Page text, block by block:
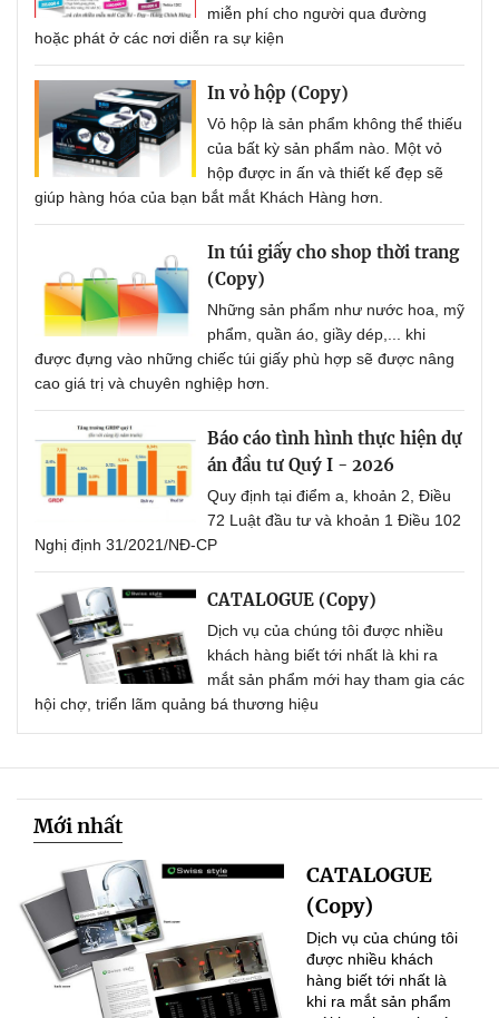
miễn phí cho người qua đường
hoặc phát ở các nơi diễn ra sự kiện
In vỏ hộp (Copy)
Vỏ hộp là sản phẩm không thể thiếu
của bất kỳ sản phẩm nào. Một vỏ
hộp được in ấn và thiết kế đẹp sẽ
giúp hàng hóa của bạn bắt mắt Khách Hàng hơn.
In túi giấy cho shop thời trang
(Copy)
Những sản phẩm như nước hoa, mỹ
phẩm, quần áo, giầy dép,... khi
được đựng vào những chiếc túi giấy phù hợp sẽ được nâng
cao giá trị và chuyên nghiệp hơn.
Báo cáo tình hình thực hiện dự
án đầu tư Quý I - 2026
Quy định tại điểm a, khoản 2, Điều
72 Luật đầu tư và khoản 1 Điều 102
Nghị định 31/2021/NĐ-CP
CATALOGUE (Copy)
Dịch vụ của chúng tôi được nhiều
khách hàng biết tới nhất là khi ra
mắt sản phẩm mới hay tham gia các
hội chợ, triển lãm quảng bá thương hiệu
Mới nhất
CATALOGUE
(Copy)
Dịch vụ của chúng tôi
được nhiều khách
hàng biết tới nhất là
khi ra mắt sản phẩm